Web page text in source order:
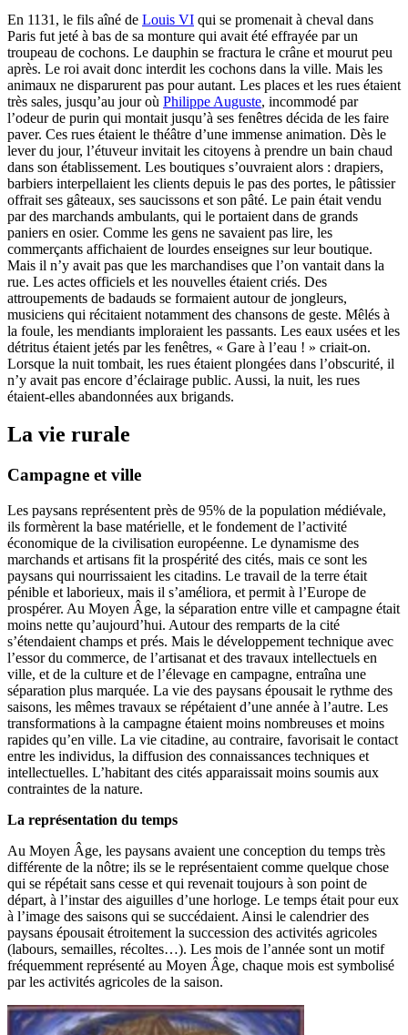
En 1131, le fils aîné de Louis VI qui se promenait à cheval dans
Paris fut jeté à bas de sa monture qui avait été effrayée par un
troupeau de cochons. Le dauphin se fractura le crâne et mourut peu
après. Le roi avait donc interdit les cochons dans la ville. Mais les
animaux ne disparurent pas pour autant. Les places et les rues étaient
très sales, jusqu’au jour où Philippe Auguste, incommodé par
l’odeur de purin qui montait jusqu’à ses fenêtres décida de les faire
paver. Ces rues étaient le théâtre d’une immense animation. Dès le
lever du jour, l’étuveur invitait les citoyens à prendre un bain chaud
dans son établissement. Les boutiques s’ouvraient alors : drapiers,
barbiers interpellaient les clients depuis le pas des portes, le pâtissier
offrait ses gâteaux, ses saucissons et son pâté. Le pain était vendu
par des marchands ambulants, qui le portaient dans de grands
paniers en osier. Comme les gens ne savaient pas lire, les
commerçants affichaient de lourdes enseignes sur leur boutique.
Mais il n’y avait pas que les marchandises que l’on vantait dans la
rue. Les actes officiels et les nouvelles étaient criés. Des
attroupements de badauds se formaient autour de jongleurs,
musiciens qui récitaient notamment des chansons de geste. Mêlés à
la foule, les mendiants imploraient les passants. Les eaux usées et les
détritus étaient jetés par les fenêtres, « Gare à l’eau ! » criait-on.
Lorsque la nuit tombait, les rues étaient plongées dans l’obscurité, il
n’y avait pas encore d’éclairage public. Aussi, la nuit, les rues
étaient-elles abandonnées aux brigands.
La vie rurale
Campagne et ville
Les paysans représentent près de 95% de la population médiévale,
ils formèrent la base matérielle, et le fondement de l’activité
économique de la civilisation européenne. Le dynamisme des
marchands et artisans fit la prospérité des cités, mais ce sont les
paysans qui nourrissaient les citadins. Le travail de la terre était
pénible et laborieux, mais il s’améliora, et permit à l’Europe de
prospérer. Au Moyen Âge, la séparation entre ville et campagne était
moins nette qu’aujourd’hui. Autour des remparts de la cité
s’étendaient champs et prés. Mais le développement technique avec
l’essor du commerce, de l’artisanat et des travaux intellectuels en
ville, et de la culture et de l’élevage en campagne, entraîna une
séparation plus marquée. La vie des paysans épousait le rythme des
saisons, les mêmes travaux se répétaient d’une année à l’autre. Les
transformations à la campagne étaient moins nombreuses et moins
rapides qu’en ville. La vie citadine, au contraire, favorisait le contact
entre les individus, la diffusion des connaissances techniques et
intellectuelles. L’habitant des cités apparaissait moins soumis aux
contraintes de la nature.
La représentation du temps
Au Moyen Âge, les paysans avaient une conception du temps très
différente de la nôtre; ils se le représentaient comme quelque chose
qui se répétait sans cesse et qui revenait toujours à son point de
départ, à l’instar des aiguilles d’une horloge. Le temps était pour eux
à l’image des saisons qui se succédaient. Ainsi le calendrier des
paysans épousait étroitement la succession des activités agricoles
(labours, semailles, récoltes…). Les mois de l’année sont un motif
fréquemment représenté au Moyen Âge, chaque mois est symbolisé
par les activités agricoles de la saison.